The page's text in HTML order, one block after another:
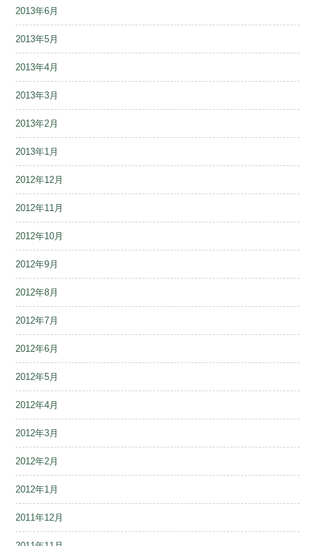
2013年6月
2013年5月
2013年4月
2013年3月
2013年2月
2013年1月
2012年12月
2012年11月
2012年10月
2012年9月
2012年8月
2012年7月
2012年6月
2012年5月
2012年4月
2012年3月
2012年2月
2012年1月
2011年12月